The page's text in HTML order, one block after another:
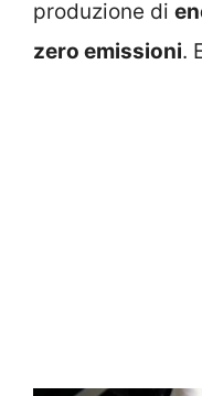
produzione di
zero emissioni.